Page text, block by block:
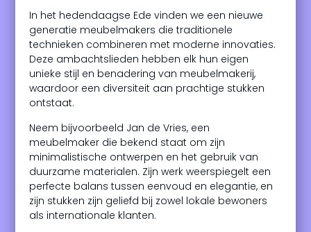
In het hedendaagse Ede vinden we een nieuwe
generatie meubelmakers die traditionele
technieken combineren met moderne innovaties.
Deze ambachtslieden hebben elk hun eigen
unieke stijl en benadering van meubelmakerij,
waardoor een diversiteit aan prachtige stukken
ontstaat.
Neem bijvoorbeeld Jan de Vries, een
meubelmaker die bekend staat om zijn
minimalistische ontwerpen en het gebruik van
duurzame materialen. Zijn werk weerspiegelt een
perfecte balans tussen eenvoud en elegantie, en
zijn stukken zijn geliefd bij zowel lokale bewoners
als internationale klanten.